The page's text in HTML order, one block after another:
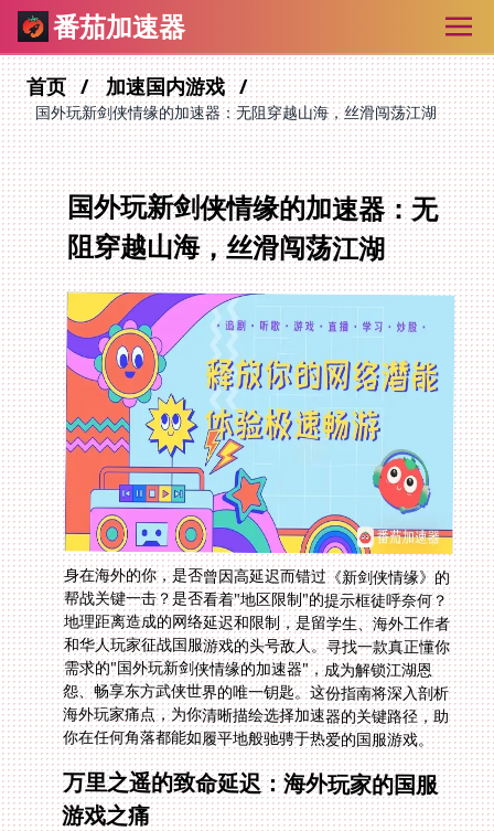
番茄加速器
首页 加速国内游戏
国外玩新剑侠情缘的加速器：无阻穿越山海，丝滑闯荡江湖
国外玩新剑侠情缘的加速器：无
阻穿越山海，丝滑闯荡江湖
身在海外的你，是否曾因高延迟而错过《新剑侠情缘》的
帮战关键一击？是否看着"地区限制"的提示框徒呼奈何？
地理距离造成的网络延迟和限制，是留学生、海外工作者
和华人玩家征战国服游戏的头号敌人。寻找一款真正懂你
需求的"国外玩新剑侠情缘的加速器"，成为解锁江湖恩
怨、畅享东方武侠世界的唯一钥匙。这份指南将深入剖析
海外玩家痛点，为你清晰描绘选择加速器的关键路径，助
你在任何角落都能如履平地般驰骋于热爱的国服游戏。
万里之遥的致命延迟：海外玩家的国服
游戏之痛